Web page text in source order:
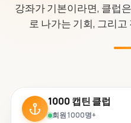
강좌가 기본이라면, 클럽
로 나가는 기회, 그리
1000 캡틴 클럽
회원 1000명+